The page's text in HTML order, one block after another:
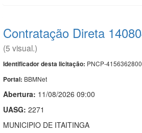
Contratação Direta
(5 visual.)
Identificador desta licitação: PNCP-
Portal: BBMNet
Abertura: 11/08/2026 09:00
UASG: 2271
MUNICIPIO DE ITAITINGA